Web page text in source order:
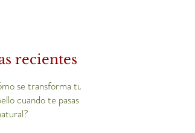
recientes
se transforma tu
cuando te pasas a